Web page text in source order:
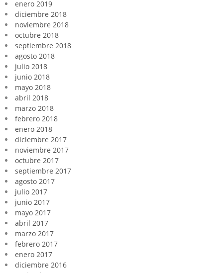
enero 2019
diciembre 2018
noviembre 2018
octubre 2018
septiembre 2018
agosto 2018
julio 2018
junio 2018
mayo 2018
abril 2018
marzo 2018
febrero 2018
enero 2018
diciembre 2017
noviembre 2017
octubre 2017
septiembre 2017
agosto 2017
julio 2017
junio 2017
mayo 2017
abril 2017
marzo 2017
febrero 2017
enero 2017
diciembre 2016